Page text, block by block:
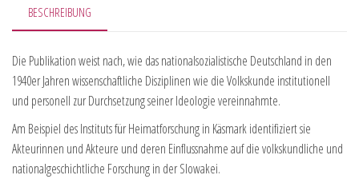
BESCHREIBUNG
Die Publikation weist nach, wie das nationalsozialistische Deutschland in den
1940er Jahren wissenschaftliche Disziplinen wie die Volkskunde institutionell
und personell zur Durchsetzung seiner Ideologie vereinnahmte.
Am Beispiel des Instituts für Heimatforschung in Käsmark identifiziert sie
Akteurinnen und Akteure und deren Einflussnahme auf die volkskundliche und
nationalgeschichtliche Forschung in der Slowakei.